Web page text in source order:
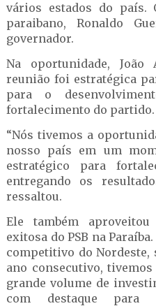
vários estados do país.
paraibano, Ronaldo
governador.
Na oportunidade, João
reunião foi estratégica
para o
fortalecimento do partido.
“Nós tivemos a
nosso país em um
estratégico para
entregando os
ressaltou.
Ele também
exitosa do PSB na
competitivo do
ano consecutivo,
grande volume de
com destaque para